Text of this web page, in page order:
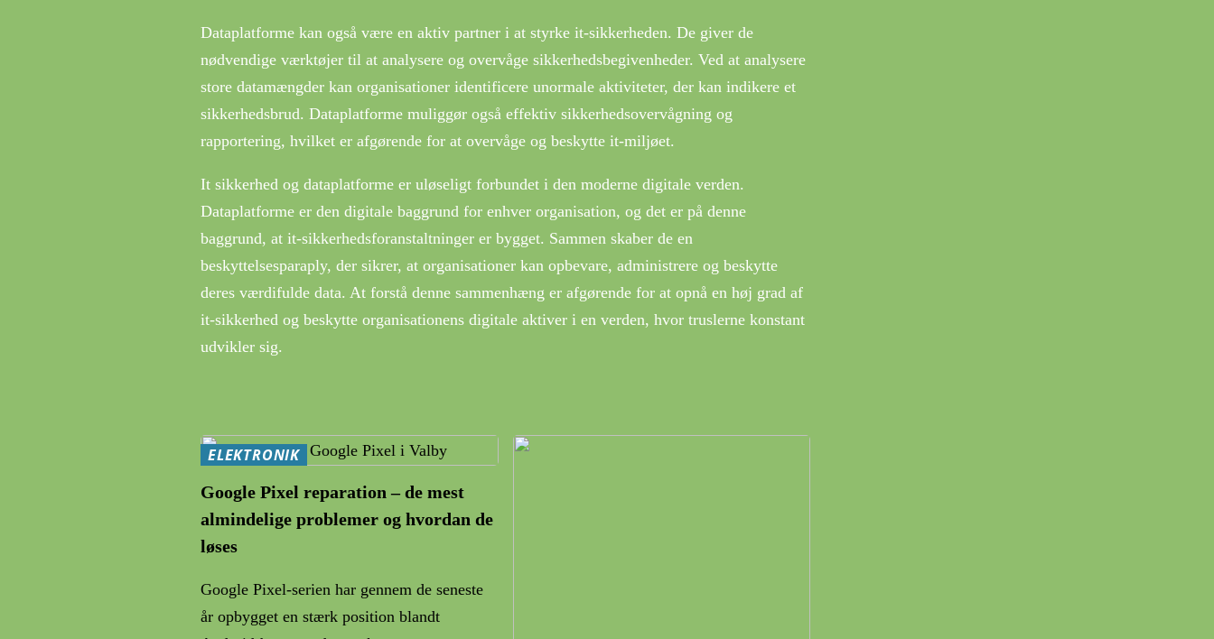
Dataplatforme kan også være en aktiv partner i at styrke it-sikkerheden. De giver de
nødvendige værktøjer til at analysere og overvåge sikkerhedsbegivenheder. Ved at analysere
store datamængder kan organisationer identificere unormale aktiviteter, der kan indikere et
sikkerhedsbrud. Dataplatforme muliggør også effektiv sikkerhedsovervågning og
rapportering, hvilket er afgørende for at overvåge og beskytte it-miljøet.
It sikkerhed og dataplatforme er uløseligt forbundet i den moderne digitale verden.
Dataplatforme er den digitale baggrund for enhver organisation, og det er på denne
baggrund, at it-sikkerhedsforanstaltninger er bygget. Sammen skaber de en
beskyttelsesparaply, der sikrer, at organisationer kan opbevare, administrere og beskytte
deres værdifulde data. At forstå denne sammenhæng er afgørende for at opnå en høj grad af
it-sikkerhed og beskytte organisationens digitale aktiver i en verden, hvor truslerne konstant
udvikler sig.
ELEKTRONIK
Google Pixel reparation – de mest
almindelige problemer og hvordan de
løses
Google Pixel-serien har gennem de seneste
år opbygget en stærk position blandt